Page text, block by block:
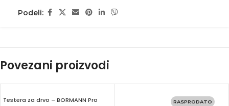
Podeli:
Povezani proizvodi
Testera za drvo – BORMANN Pro RASPRODATO